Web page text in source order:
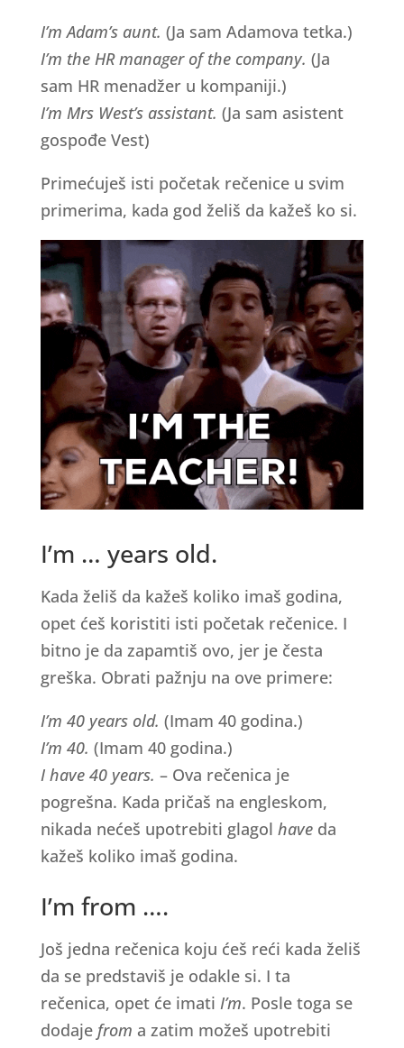
I’m Adam’s aunt. (Ja sam Adamova tetka.)
I’m the HR manager of the company. (Ja
sam HR menadžer u kompaniji.)
I’m Mrs West’s assistant. (Ja sam asistent
gospođe Vest)
Primećuješ isti početak rečenice u svim
primerima, kada god želiš da kažeš ko si.
I’m … years old.
Kada želiš da kažeš koliko imaš godina,
opet ćeš koristiti isti početak rečenice. I
bitno je da zapamtiš ovo, jer je česta
greška. Obrati pažnju na ove primere:
I’m 40 years old. (Imam 40 godina.)
I’m 40. (Imam 40 godina.)
I have 40 years. – Ova rečenica je
pogrešna. Kada pričaš na engleskom,
nikada nećeš upotrebiti glagol haveda
kažeš koliko imaš godina.
I’m from ….
Još jedna rečenica koju ćeš reći kada želiš
da se predstaviš je odakle si. I ta
rečenica, opet će imati I’m. Posle toga se
dodaje from a zatim možeš upotrebiti